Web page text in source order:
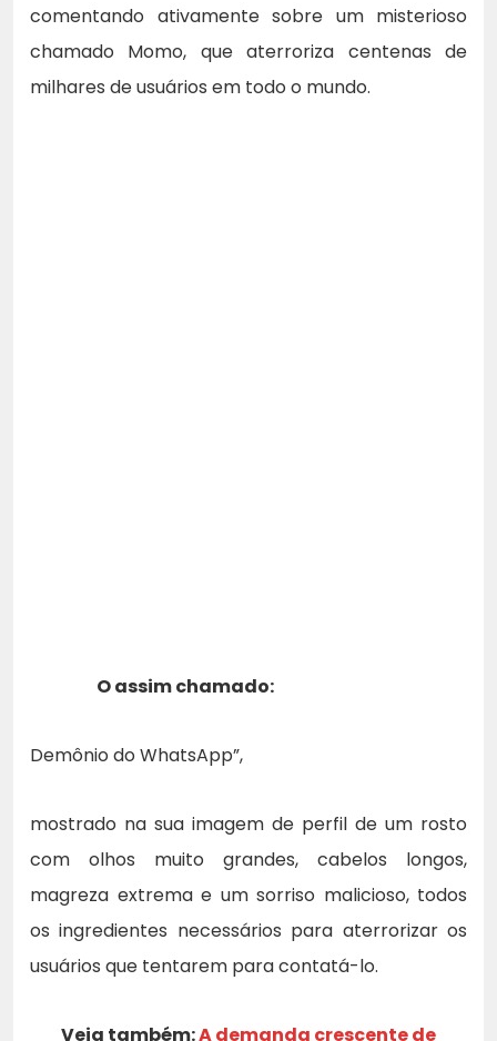
comentando ativamente sobre um misterioso
chamado Momo, que aterroriza centenas de
milhares de usuários em todo o mundo.
O assim chamado:
Demônio do WhatsApp”,
mostrado na sua imagem de perfil de um rosto
com olhos muito grandes, cabelos longos,
magreza extrema e um sorriso malicioso, todos
os ingredientes necessários para aterrorizar os
usuários que tentarem para contatá-lo.
Veja também:A demanda crescente de